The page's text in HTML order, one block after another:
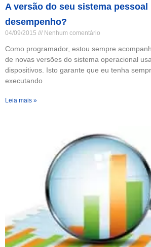
A versão do seu sistema
desempenho?
04/09/2015 Nenhum comentário
Como programador, estou sempre
de novas versões do sistema operacional
dispositivos. Isto garante que eu tenha
executando
Leia mais »